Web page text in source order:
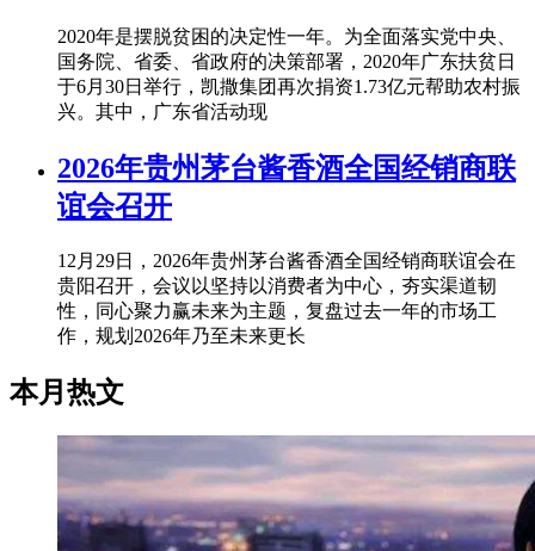
2020年是摆脱贫困的决定性一年。为全面落实党中央、
国务院、省委、省政府的决策部署，2020年广东扶贫日
于6月30日举行，凯撒集团再次捐资1.73亿元帮助农村振
兴。其中，广东省活动现
2026年贵州茅台酱香酒全国经销商联
谊会召开
12月29日，2026年贵州茅台酱香酒全国经销商联谊会在
贵阳召开，会议以坚持以消费者为中心，夯实渠道韧
性，同心聚力赢未来为主题，复盘过去一年的市场工
作，规划2026年乃至未来更长
本月热文